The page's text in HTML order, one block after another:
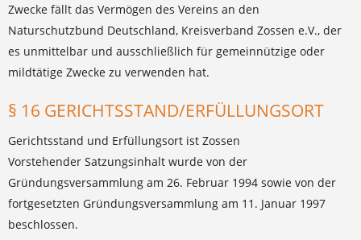
Zwecke fällt das Vermögen des Vereins an den
Naturschutzbund Deutschland, Kreisverband Zossen e.V., der
es unmittelbar und ausschließlich für gemeinnützige oder
mildtätige Zwecke zu verwenden hat.
§ 16 GERICHTSSTAND/ERFÜLLUNGSORT
Gerichtsstand und Erfüllungsort ist Zossen
Vorstehender Satzungsinhalt wurde von der
Gründungsversammlung am 26. Februar 1994 sowie von der
fortgesetzten Gründungsversammlung am 11. Januar 1997
beschlossen.